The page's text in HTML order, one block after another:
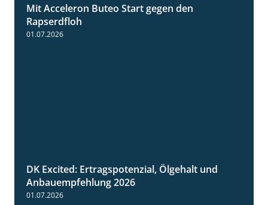
Mit Acceleron Buteo Start gegen den
Rapserdfloh
01.07.2026
1:46
DK Excited: Ertragspotenzial, Ölgehalt und
Anbauempfehlung 2026
01.07.2026